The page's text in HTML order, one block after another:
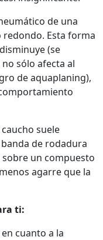
de una
Esta forma
(se
no sólo afecta al
de aquaplaning),
suele
de rodadura
sobre un compuesto
agarre que la
ti:
cuanto a la